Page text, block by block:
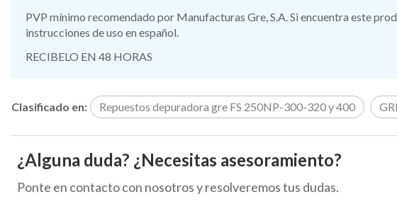
PVP mínimo recomendado por Manufacturas Gre, S.A. Si encuentra este
instrucciones de uso en español.
RECIBELO EN 48 HORAS
Clasificado en: Repuestos depuradora gre FS 250NP-300-320 y 400
¿Alguna duda? ¿Necesitas asesoramiento?
Ponte en contacto con nosotros y resolveremos tus dudas.